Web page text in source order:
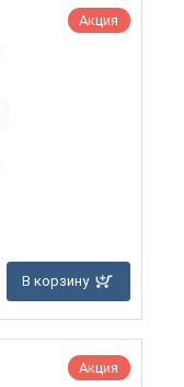
Акция
В корзину
Акция